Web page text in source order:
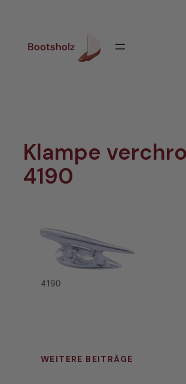
Klampe
4190
WEITERE BEITRÄGE